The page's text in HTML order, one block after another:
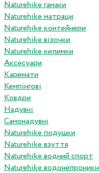
Naturehike гамаки
Naturehike матраци
Naturehike контейнери
Naturehike візочки
Naturehike килимки
Аксесуари
Каремати
Кемпінгові
Ковдри
Надувні
Самонадувні
Naturehike подушки
Naturehike взуття
Naturehike водний спорт
Naturehike